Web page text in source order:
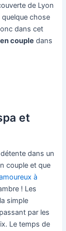
de Lyon
chose
dans cet
en couple dans
et
dans un
couple et que
à
! Les
simple
par les
Le temps de